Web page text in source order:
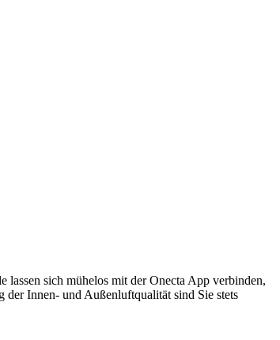
sich mühelos mit der Onecta App verbinden,
der Innen- und Außenluftqualität sind Sie stets